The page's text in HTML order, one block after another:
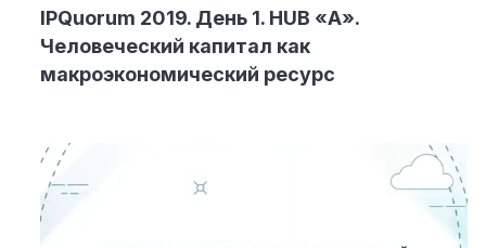
IPQuorum 2019. День 1. HUB «А».
Человеческий капитал как
макроэкономический ресурс